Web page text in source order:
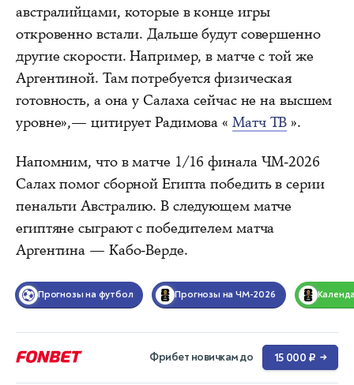
австралийцами, которые в конце игры
откровенно встали. Дальше будут совершенно
другие скорости. Например, в матче с той же
Аргентиной. Там потребуется физическая
готовность, а она у Салаха сейчас не на высшем
уровне»,— цитирует Радимова « Матч ТВ ».
Напомним, что в матче 1/16 финала ЧМ-2026
Салах помог сборной Египта победить в серии
пенальти Австралию. В следующем матче
египтяне сыграют с победителем матча
Аргентина — Кабо-Верде.
Прогнозы на футбол Прогнозы на ЧМ-2026
Фрибет новичкам до 15 000 ₽ →